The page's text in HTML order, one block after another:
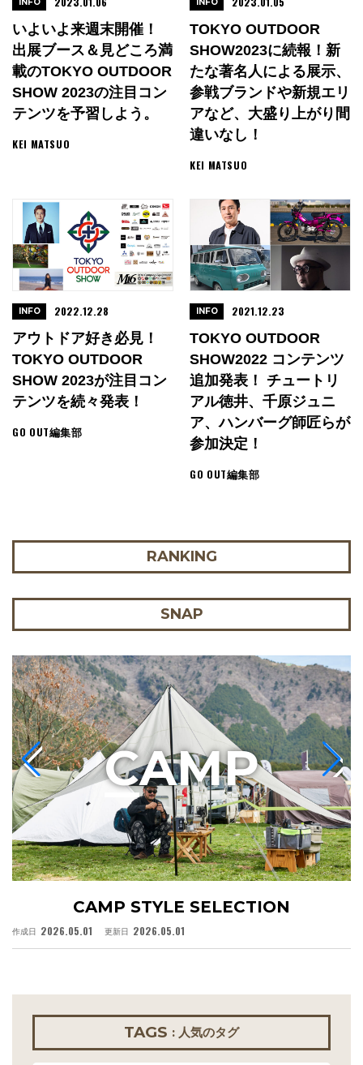
いよいよ来週末開催！
出展ブース＆見どころ満
載のTOKYO OUTDOOR
SHOW 2023の注目コン
テンツを予習しよう。
KEI MATSUO
TOKYO OUTDOOR
SHOW2023に続報！新
たな著名人による展示、
参戦ブランドや新規エリ
アなど、大盛り上がり間
違いなし！
KEI MATSUO
アウトドア好き必見！
TOKYO OUTDOOR
SHOW 2023が注目コン
テンツを続々発表！
GO OUT編集部
INFO 2022.12.28
TOKYO OUTDOOR
SHOW2022 コンテンツ
追加発表！ チュートリ
アル徳井、千原ジュニ
ア、ハンバーグ師匠らが
参加決定！
GO OUT編集部
INFO 2021.12.23
RANKING
SNAP
CAMP STYLE SELECTION
作成日 2026.05.01 更新日 2026.05.01
CAMP
TAGS : 人気のタグ